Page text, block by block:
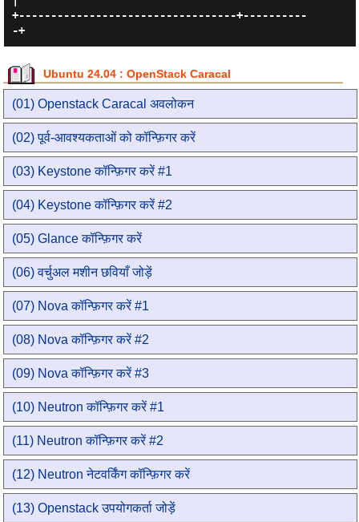
+----------------------------------+----------
-+
Ubuntu 24.04 : OpenStack Caracal
(01) Openstack Caracal अवलोकन
(02) पूर्व-आवश्यकताओं को कॉन्फ़िगर करें
(03) Keystone कॉन्फ़िगर करें #1
(04) Keystone कॉन्फ़िगर करें #2
(05) Glance कॉन्फ़िगर करें
(06) वर्चुअल मशीन छवियाँ जोड़ें
(07) Nova कॉन्फ़िगर करें #1
(08) Nova कॉन्फ़िगर करें #2
(09) Nova कॉन्फ़िगर करें #3
(10) Neutron कॉन्फ़िगर करें #1
(11) Neutron कॉन्फ़िगर करें #2
(12) Neutron नेटवर्किंग कॉन्फ़िगर करें
(13) Openstack उपयोगकर्ता जोड़ें